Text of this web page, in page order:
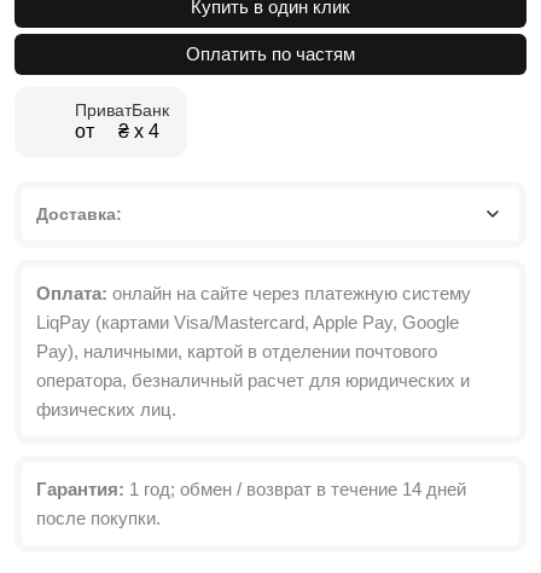
с
полками
Купить в один клик
Оплатить по частям
ПриватБанк
от ₴ х 4
Доставка:
Оплата: онлайн на сайте через платежную систему
LiqPay (картами Visa/Mastercard, Apple Pay, Google
Pay), наличными, картой в отделении почтового
оператора, безналичный расчет для юридических и
физических лиц.
Гарантия: 1 год; обмен / возврат в течение 14 дней
после покупки.